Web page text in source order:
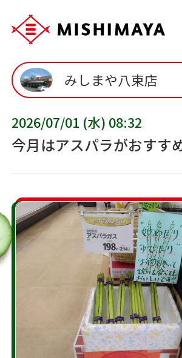
みしまや八束店
2026/07/01 (水) 08:32
今月はアスパラがおすす